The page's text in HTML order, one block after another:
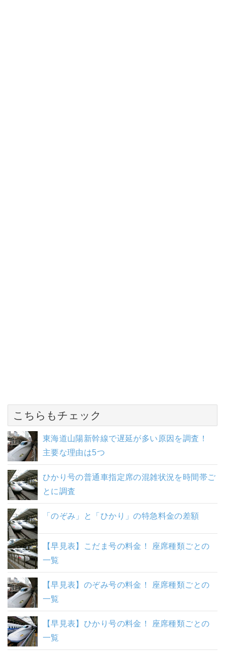
こちらもチェック
東海道山陽新幹線で遅延が多い原因を調査！
主要な理由は5つ
ひかり号の普通車指定席の混雑状況を時間帯ご
とに調査
「のぞみ」と「ひかり」の特急料金の差額
【早見表】こだま号の料金！ 座席種類ごとの
一覧
【早見表】のぞみ号の料金！ 座席種類ごとの
一覧
【早見表】ひかり号の料金！ 座席種類ごとの
一覧